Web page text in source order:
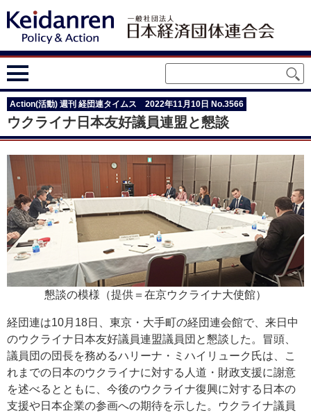
Action(活動) 週刊 経団連タイムス 2022年11月10日 No.3566
ウクライナ日本友好議員連盟と懇談
懇談の模様（提供＝在京ウクライナ大使館）
経団連は10月18日、東京・大手町の経団連会館で、来日中
のウクライナ日本友好議員連盟議員団と懇談した。冒頭、
議員団の団長を務めるハリーナ・ミハイリューク氏は、こ
れまでの日本のウクライナに対する人道・財政支援に謝意
を述べるとともに、今後のウクライナ復興に対する日本の
支援や日本企業の参画への期待を示した。ウクライナ議員